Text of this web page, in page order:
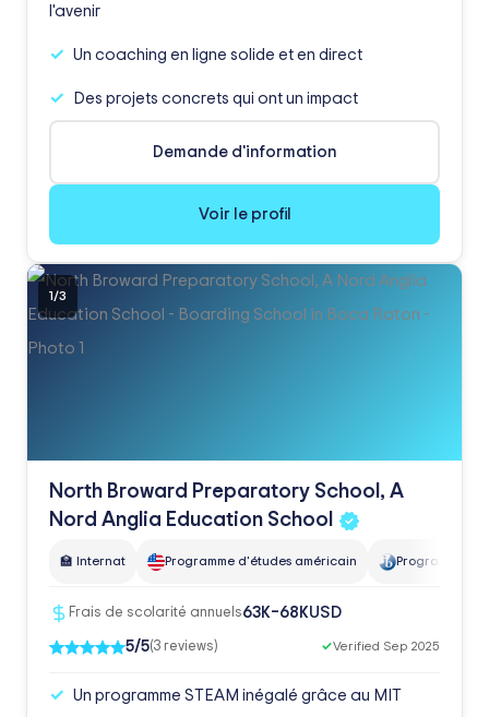
l'avenir
Un coaching en ligne solide et en direct
Des projets concrets qui ont un impact
Demande d'information
Voir le profil
1/3
North Broward Preparatory School, A
Nord Anglia Education School
🏫 Internat Programme d'études américain Programme de
Frais de scolarité annuels63K–68KUSD
5/5(3 reviews) ✓Verified Sep 2025
Un programme STEAM inégalé grâce au MIT